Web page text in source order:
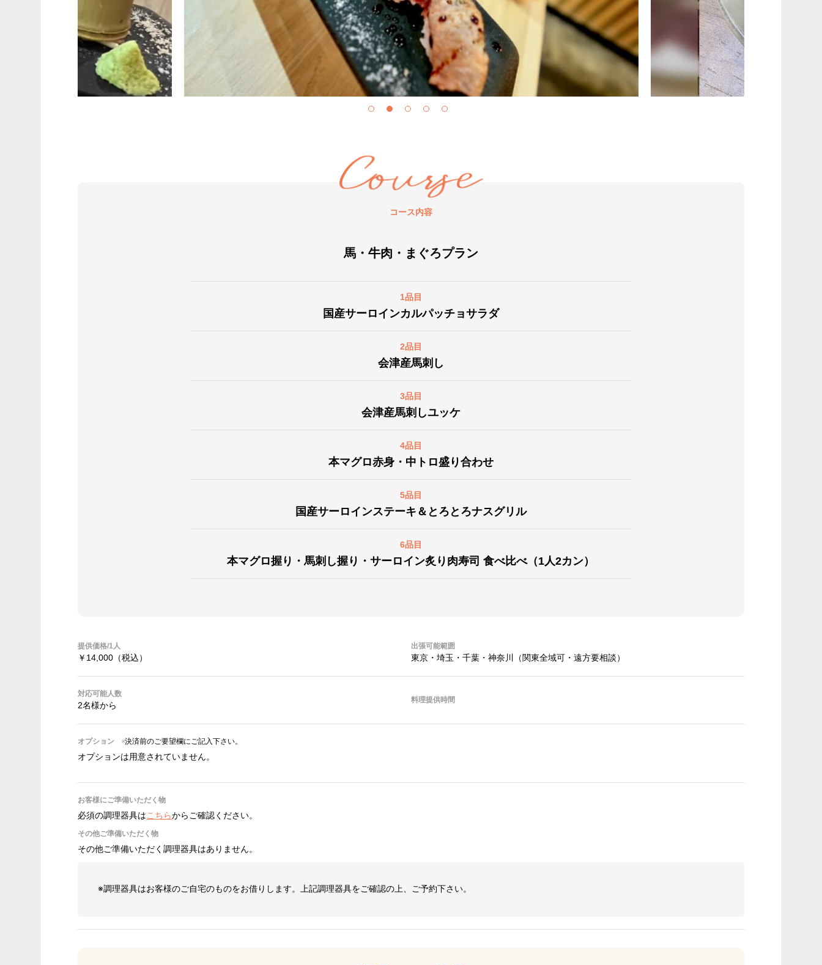
コース内容
馬・牛肉・まぐろプラン
1品目
国産サーロインカルパッチョサラダ
2品目
会津産馬刺し
3品目
会津産馬刺しユッケ
4品目
本マグロ赤身・中トロ盛り合わせ
5品目
国産サーロインステーキ＆とろとろナスグリル
6品目
本マグロ握り・馬刺し握り・サーロイン炙り肉寿司 食べ比べ（1人2カン）
提供価格/1人
￥14,000 （税込）
出張可能範囲
東京・埼玉・千葉・神奈川（関東全域可・遠方要相談）
対応可能人数
2名様から
料理提供時間
オプション ※決済前のご要望欄にご記入下さい。
オプションは用意されていません。
お客様にご準備いただく物
必須の調理器具はこちらからご確認ください。
その他ご準備いただく物
その他ご準備いただく調理器具はありません。
※調理器具はお客様のご自宅のものをお借りします。上記調理器具をご確認の上、ご予約下さい。